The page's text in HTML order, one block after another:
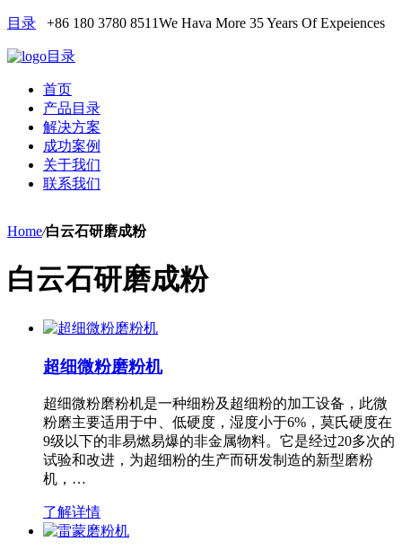
目录 +86 180 3780 8511We Hava More 35 Years Of Expeiences
目录
首页
产品目录
解决方案
成功案例
关于我们
联系我们
Home/白云石研磨成粉
白云石研磨成粉
超细微粉磨粉机
超细微粉磨粉机是一种细粉及超细粉的加工设备，此微
粉磨主要适用于中、低硬度，湿度小于6%，莫氏硬度在
9级以下的非易燃易爆的非金属物料。它是经过20多次的
试验和改进，为超细粉的生产而研发制造的新型磨粉
机，…
了解详情